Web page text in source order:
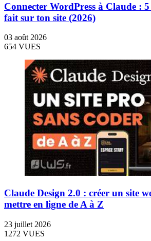
Connecter WordPress à Claude :
fait sur ton site (2026)
03 août 2026
654 VUES
Claude Design 2.0 : créer un site
mettre en ligne de A à Z
23 juillet 2026
1272 VUES